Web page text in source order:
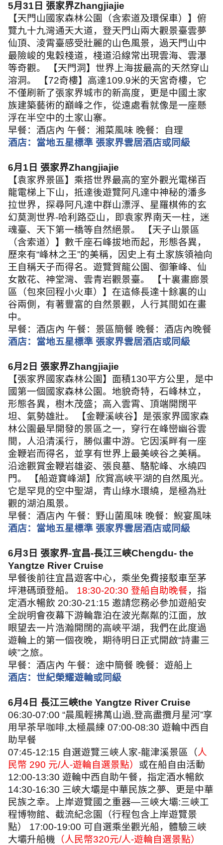
5月 31 日 張家界Zhangjiajie
【天門山國家森林公園（含索道及環保車）】俯
覽九十九灣通天大道，登天門山兩大觀景臺雲夢
仙頂、淩霄臺感受壯麗的山色風景，過天門山中
最險峻的鬼穀棧道，棧道沿線常出現雲海、雲瀑
等奇觀。 【天門洞】世界上海拔最高的天然穿山
溶洞。 【72奇樓】高達109.9米的天宮奇樓，它
不僅刷新了張家界城市的新高度，更是中國土家
族建築藝術的巔峰之作，從遠處看就像是一座懸
浮在半空中的土家山寨。
早餐：酒店內 午餐：湘菜風味 晚餐：自理
酒店：當地五星標準 張家界雲居酒店或同級
6月 1 日 張家界Zhangjiajie
【袁家界景區】乘搭世界最高的室外觀光電梯百
龍電梯上下山，抵達後遊覽阿凡達中神秘的潘多
拉世界，探尋阿凡達中群山漂浮、星羅棋佈的玄
幻莫測世界-哈利路亞山，即袁家界南天一柱，迷
魂臺、天下第一橋等自然絕景。 【天子山景區
（含索道）】數千座石峰拔地而起，形態各異，
歷來有“峰林之王”的美稱，因史上有土家族領袖向
王自稱天子而得名。遊覽賀龍公園、御筆峰、仙
女散花、神堂灣、雲青岩觀景臺。 【十裏畫廊景
區（包來回程小火車）】在這條長達十餘裏的山
谷兩側，有著豐富的自然景觀，人行其間如在畫
中。
早餐：酒店內 午餐：景區簡餐 晚餐：酒店內晚餐
酒店：當地五星標準 張家界雲居酒店或同級
6月 2 日 張家界Zhangjiajie
【張家界國家森林公園】面積130平方公里，是中
國第一個國家森林公園。地貌奇特，石峰林立，
形態各異，樹木茂盛；高入雲霄、頂端開闊平
坦、氣勢雄壯。 【金鞭溪峽谷】是張家界國家森
林公園最早開發的景區之一，穿行在峰巒幽谷雲
間，人沿清溪行，勝似畫中游。它因溪畔有一座
金鞭岩而得名，並享有世界上最美峽谷之美稱。
沿途觀賞金鞭岩雄姿、張良墓、駱駝峰、水繞四
門。 【船遊寶峰湖】欣賞高峽平湖的自然風光。
它是罕見的空中聖湖，青山綠水環繞，是極為壯
觀的湖泊風景。
早餐：酒店內 午餐：野山菌風味 晚餐：鯢宴風味
酒店：當地五星標準 張家界雲居酒店或同級
6月 3 日 張家界-宜昌-長江三峽Chengdu- the
Yangtze River Cruise
早餐後前往宜昌遊客中心，乘坐免費接駁車至茅
坪港碼頭登船。
18:30-20:30 登船自助晚餐，指
定酒水暢飲 20:30-21:15 邀請您務必參加遊船安
全說明會夜幕下游輪靠泊在波光粼粼的江面，放
眼望去一片浩瀚開闊的高峽平湖，我們在此度過
遊輪上的第一個夜晚，期待明日正式開啟“詩畫三
峽”之旅。
早餐：酒店內 午餐：途中簡餐 晚餐：遊船上
酒店：世紀榮耀遊輪或同級
6月 4 日 長江三峽the Yangtze River Cruise
06:30-07:00 “晨風輕拂萬山過,登高盡攬月星河”享
用早茶早咖啡,太極晨練 07:00-08:30 遊輪中西自
助早餐
07:45-12:15 自選遊覽三峽人家-龍津溪景區（人
民幣 290 元/人-遊輪自選景點） 或在船自由活動
12:00-13:30 遊輪中西自助午餐，指定酒水暢飲
14:30-16:30 三峽大壩是中華民族之夢、更是中華
民族之幸。上岸遊覽國之重器—三峽大壩:三峽工
程博物館、截流紀念園（行程包含上岸遊覽景
點）
17:00-19:00 可自選乘坐觀光船，體驗三峽
大壩升船機 （人民幣320元/人-遊輪自選景點）